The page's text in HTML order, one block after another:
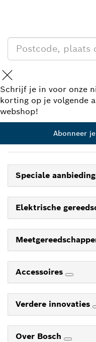
Schrijf je in voor onze
korting op je volgende
webshop!
Abonneer
Speciale
Elektrische
Accessoires
Verdere innovaties
Over Bosch